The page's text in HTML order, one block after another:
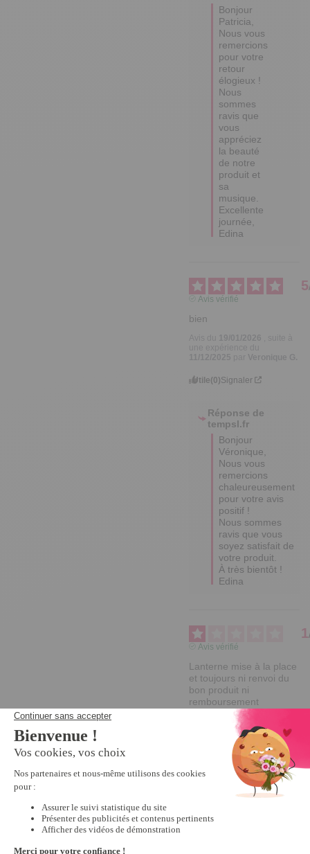
Bonjour
Patricia,
Nous vous
remercions
pour votre
retour
élogieux !
Nous
sommes
ravis que
vous
appréciez
la beauté
de notre
produit et
sa
musique.
Excellente
journée,
Edina
5
Avis vérifié
bien
Utile(0)Signaler
Réponse de
tempsl.fr
Bonjour
Véronique,
Nous vous
remercions
chaleureusement
pour votre avis
positif !
Nous sommes
ravis que vous
soyez satisfait de
votre produit.
À très bientôt !
Edina
1
Avis vérifié
Lanterne mise à la place
et toujours ni renvoi du
bon produit ni
remboursement
05/01/2026
une expérience du
par Denise B.
Signaler
Réponse de